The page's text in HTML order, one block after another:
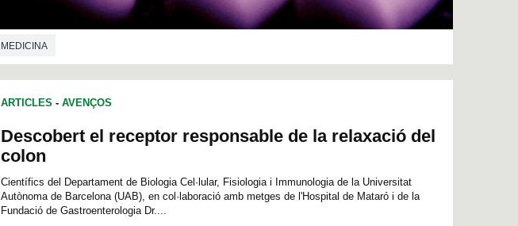
MEDICINA
ARTICLES - AVENÇOS
Descobert el receptor responsable de la relaxació del
colon
Científics del Departament de Biologia Cel·lular, Fisiologia i Immunologia de la Universitat
Autònoma de Barcelona (UAB), en col·laboració amb metges de l'Hospital de Mataró i de la
Fundació de Gastroenterologia Dr....